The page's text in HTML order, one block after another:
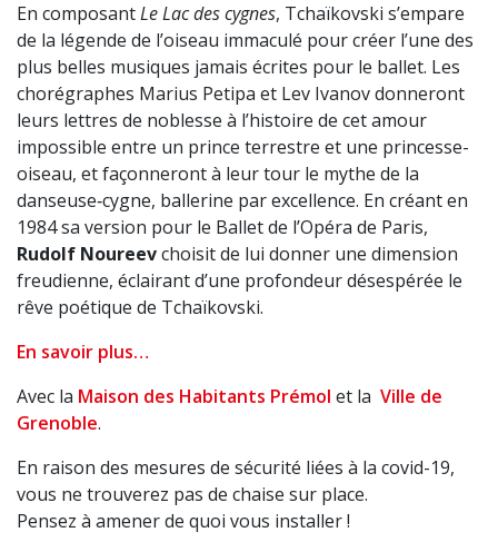
En composantLe Lac des cygnes, Tchaïkovski s’empare
de la légende de l’oiseau immaculé pour créer l’une des
plus belles musiques jamais écrites pour le ballet. Les
chorégraphes Marius Petipa et Lev Ivanov donneront
leurs lettres de noblesse à l’histoire de cet amour
impossible entre un prince terrestre et une princesse-
oiseau, et façonneront à leur tour le mythe de la
danseuse‑cygne, ballerine par excellence. En créant en
1984 sa version pour le Ballet de l’Opéra de Paris,
Rudolf Noureevchoisit de lui donner une dimension
freudienne, éclairant d’une profondeur désespérée le
rêve poétique de Tchaïkovski.
En savoir plus…
Avec la Maison des Habitants Prémol et la Ville de
Grenoble.
En raison des mesures de sécurité liées à la covid-19,
vous ne trouverez pas de chaise sur place.
Pensez à amener de quoi vous installer !